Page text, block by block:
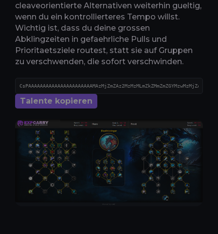
cleaveorientierte Alternativen weiterhin gueltig,
wenn du ein kontrollierteres Tempo willst.
Wichtig ist, dass du deine grossen
Abklingzeiten in gefaehrliche Pulls und
Prioritaetsziele routest, statt sie auf Gruppen
zu verschwenden, die sofort verschwinden.
Talente kopieren